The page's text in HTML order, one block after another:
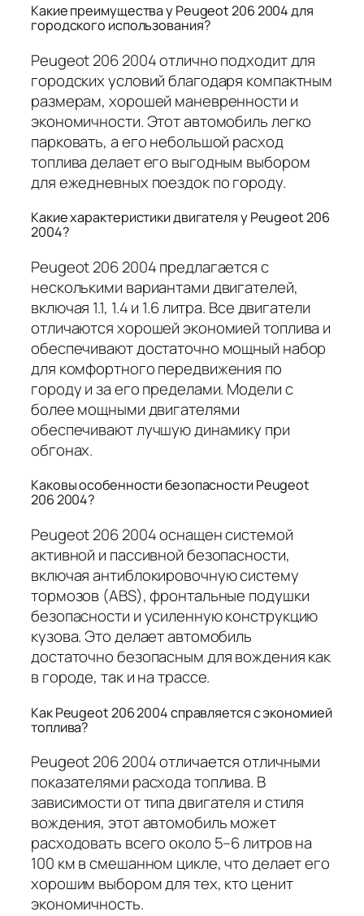
Какие преимущества у Peugeot 206 2004 для
городского использования?
Peugeot 206 2004 отлично подходит для
городских условий благодаря компактным
размерам, хорошей маневренности и
экономичности. Этот автомобиль легко
парковать, а его небольшой расход
топлива делает его выгодным выбором
для ежедневных поездок по городу.
Какие характеристики двигателя у Peugeot 206
2004?
Peugeot 206 2004 предлагается с
несколькими вариантами двигателей,
включая 1.1, 1.4 и 1.6 литра. Все двигатели
отличаются хорошей экономией топлива и
обеспечивают достаточно мощный набор
для комфортного передвижения по
городу и за его пределами. Модели с
более мощными двигателями
обеспечивают лучшую динамику при
обгонах.
Каковы особенности безопасности Peugeot
206 2004?
Peugeot 206 2004 оснащен системой
активной и пассивной безопасности,
включая антиблокировочную систему
тормозов (ABS), фронтальные подушки
безопасности и усиленную конструкцию
кузова. Это делает автомобиль
достаточно безопасным для вождения как
в городе, так и на трассе.
Как Peugeot 206 2004 справляется с экономией
топлива?
Peugeot 206 2004 отличается отличными
показателями расхода топлива. В
зависимости от типа двигателя и стиля
вождения, этот автомобиль может
расходовать всего около 5–6 литров на
100 км в смешанном цикле, что делает его
хорошим выбором для тех, кто ценит
экономичность.